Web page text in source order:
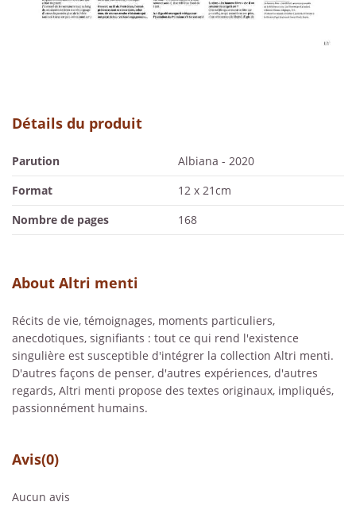
Détails du produit
Parution
Albiana - 2020
Format
12 x 21cm
Nombre de pages
168
About Altri menti
Récits de vie, témoignages, moments particuliers,
anecdotiques, signifiants : tout ce qui rend l'existence
singulière est susceptible d'intégrer la collection Altri menti.
D'autres façons de penser, d'autres expériences, d'autres
regards, Altri menti propose des textes originaux, impliqués,
passionnément humains.
Avis(0)
Aucun avis